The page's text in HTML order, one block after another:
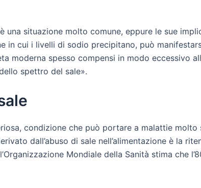
situazione molto comune, eppure le sue
in cui i livelli di sodio precipitano, può
moderna spesso compensi in modo eccessivo
spettro del sale».
condizione che può portare a malattie molto
dall’abuso di sale nell’alimentazione è la
Mondiale della Sanità stima che